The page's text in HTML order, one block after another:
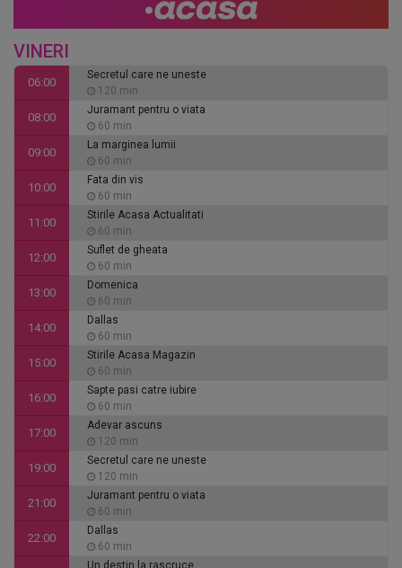
VINERI
06:00
Secretul care ne uneste
120 min
08:00
Juramant pentru o viata
60 min
09:00
La marginea lumii
60 min
10:00
Fata din vis
60 min
11:00
Stirile Acasa Actualitati
60 min
12:00
Suflet de gheata
60 min
13:00
Domenica
60 min
14:00
Dallas
60 min
15:00
Stirile Acasa Magazin
60 min
16:00
Sapte pasi catre iubire
60 min
17:00
Adevar ascuns
120 min
19:00
Secretul care ne uneste
120 min
21:00
Juramant pentru o viata
60 min
22:00
Dallas
60 min